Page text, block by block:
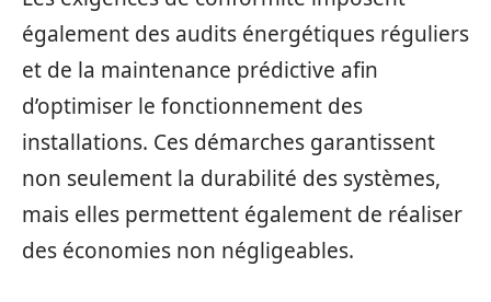
également des audits énergétiques réguliers
et de la maintenance prédictive afin
d’optimiser le fonctionnement des
installations. Ces démarches garantissent
non seulement la durabilité des systèmes,
mais elles permettent également de réaliser
des économies non négligeables.